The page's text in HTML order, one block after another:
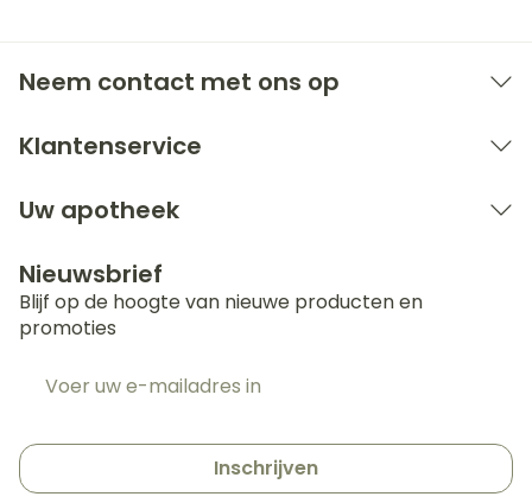
Neem contact met ons op
Klantenservice
Uw apotheek
Nieuwsbrief
Blijf op de hoogte van nieuwe producten en
promoties
Inschrijven